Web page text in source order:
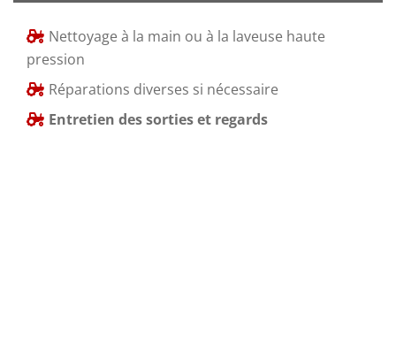
Nettoyage à la main ou à la laveuse haute
pression
Réparations diverses si nécessaire
Entretien des sorties et regards